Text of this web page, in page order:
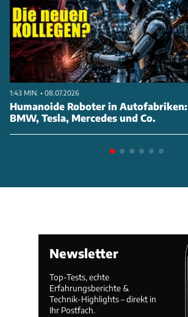
1:43 MIN. • 08.07.2026
Humanoide Roboter in Autofabriken:
BMW, Tesla, Mercedes und Co.
Newsletter
Top-Tests, echte
Erfahrungsberichte &
Technik-Highlights – direkt in
Ihr Postfach.